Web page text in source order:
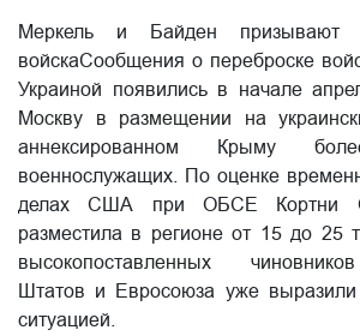
Меркель и Байден призывают
войскаСообщения о переброске
Украиной появились в начале
Москву в размещении на
аннексированном Крыму
военнослужащих. По оценке
делах США при ОБСЕ Кортни
разместила в регионе от 15 до 25
высокопоставленных
Штатов и Евросоюза уже выразили
ситуацией.